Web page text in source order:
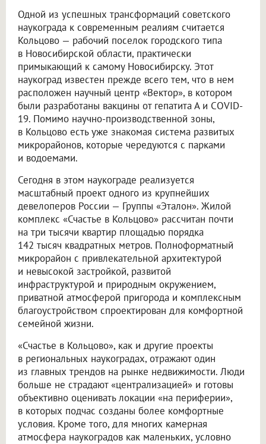
Одной из успешных трансформаций советского
наукограда к современным реалиям считается
Кольцово — рабочий поселок городского типа
в Новосибирской области, практически
примыкающий к самому Новосибирску. Этот
наукоград известен прежде всего тем, что в нем
расположен научный центр «Вектор», в котором
были разработаны вакцины от гепатита А и COVID-
19. Помимо научно-производственной зоны,
в Кольцово есть уже знакомая система развитых
микрорайонов, которые чередуются с парками
и водоемами.
Сегодня в этом наукограде реализуется
масштабный проект одного из крупнейших
девелоперов России — Группы «Эталон». Жилой
комплекс «Счастье в Кольцово» рассчитан почти
на три тысячи квартир площадью порядка
142 тысяч квадратных метров. Полноформатный
микрорайон с привлекательной архитектурой
и невысокой застройкой, развитой
инфраструктурой и природным окружением,
приватной атмосферой пригорода и комплексным
благоустройством спроектирован для комфортной
семейной жизни.
«Счастье в Кольцово», как и другие проекты
в региональных наукоградах, отражают один
из главных трендов на рынке недвижимости. Люди
больше не страдают «централизацией» и готовы
объективно оценивать локации «на периферии»,
в которых подчас созданы более комфортные
условия. Кроме того, для многих камерная
атмосфера наукоградов как маленьких, условно